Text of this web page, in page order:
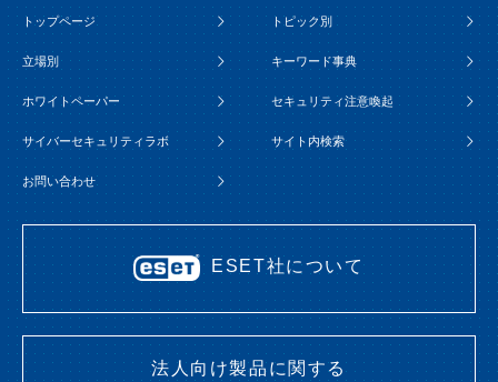
トップページ トピック別
立場別 キーワード事典
ホワイトペーパー セキュリティ注意喚起
サイバーセキュリティラボ サイト内検索
お問い合わせ
ESET社について
法人向け製品に関する